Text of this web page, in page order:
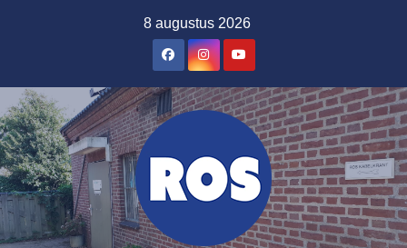
inhoud
8 augustus 2026